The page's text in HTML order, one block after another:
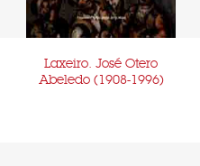
Laxeiro. José Otero
Abeledo (1908-1996)